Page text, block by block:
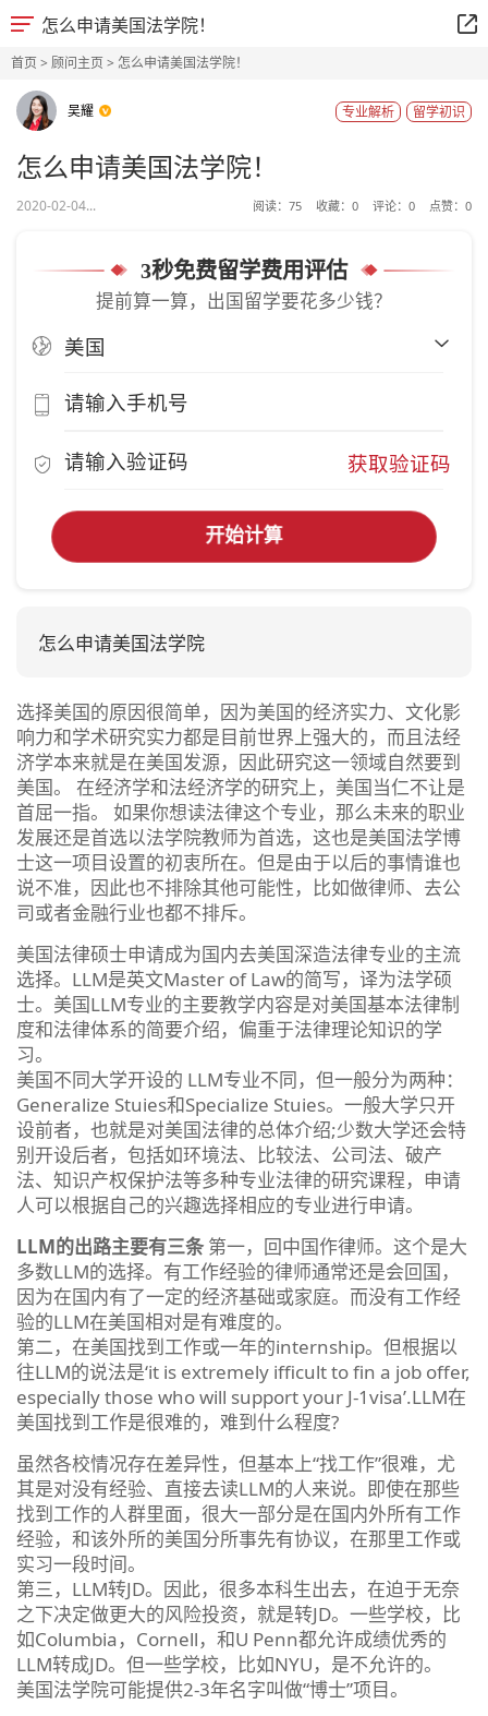
怎么申请美国法学院！
首页> 顾问主页> 怎么申请美国法学院！
吴耀 留学初识
专业解析
怎么申请美国法学院！
2020-02-04... 阅读： 75 收藏： 0 评论： 0 点赞： 0
3秒免费留学费用评估
提前算一算，出国留学要花多少钱？
获取验证码
开始计算
怎么申请美国法学院
选择美国的原因很简单，因为美国的经济实力、文化影
响力和学术研究实力都是目前世界上强大的，而且法经
济学本来就是在美国发源，因此研究这一领域自然要到
美国。 在经济学和法经济学的研究上，美国当仁不让是
首屈一指。 如果你想读法律这个专业，那么未来的职业
发展还是首选以法学院教师为首选，这也是美国法学博
士这一项目设置的初衷所在。但是由于以后的事情谁也
说不准，因此也不排除其他可能性，比如做律师、去公
司或者金融行业也都不排斥。
美国法律硕士申请成为国内去美国深造法律专业的主流
选择。LLM是英文Master of Law的简写，译为法学硕
士。美国LLM专业的主要教学内容是对美国基本法律制
度和法律体系的简要介绍，偏重于法律理论知识的学
习。
美国不同大学开设的 LLM专业不同，但一般分为两种：
Generalize Stuies和Specialize Stuies。一般大学只开
设前者，也就是对美国法律的总体介绍;少数大学还会特
别开设后者，包括如环境法、比较法、公司法、破产
法、知识产权保护法等多种专业法律的研究课程，申请
人可以根据自己的兴趣选择相应的专业进行申请。
LLM的出路主要有三条 第一，回中国作律师。这个是大
多数LLM的选择。有工作经验的律师通常还是会回国，
因为在国内有了一定的经济基础或家庭。而没有工作经
验的LLM在美国相对是有难度的。
第二，在美国找到工作或一年的internship。但根据以
往LLM的说法是‘it is extremely ifficult to fin a job offer,
especially those who will support your J-1visa’.LLM在
美国找到工作是很难的，难到什么程度?
虽然各校情况存在差异性，但基本上“找工作”很难，尤
其是对没有经验、直接去读LLM的人来说。即使在那些
找到工作的人群里面，很大一部分是在国内外所有工作
经验，和该外所的美国分所事先有协议，在那里工作或
实习一段时间。
第三，LLM转JD。因此，很多本科生出去，在迫于无奈
之下决定做更大的风险投资，就是转JD。一些学校，比
如Columbia，Cornell，和U Penn都允许成绩优秀的
LLM转成JD。但一些学校，比如NYU，是不允许的。
美国法学院可能提供2-3年名字叫做“博士”项目。